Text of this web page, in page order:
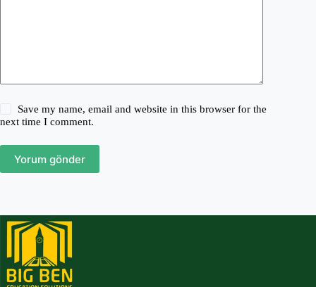
Save my name, email and website in this browser for the
next time I comment.
Yorum gönder